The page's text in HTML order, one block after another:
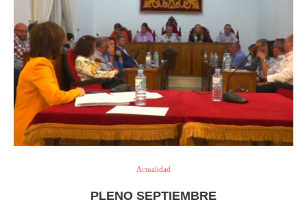
Actualidad
PLENO SEPTIEMBRE